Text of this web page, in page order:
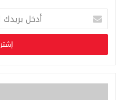
خ
ب
ر
ي
د